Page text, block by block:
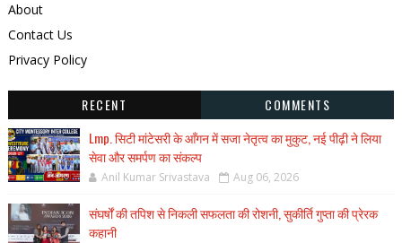
About
Contact Us
Privacy Policy
RECENT
COMMENTS
Lmp. सिटी मांटेसरी के आँगन में सजा नेतृत्व का मुकुट, नई पीढ़ी ने लिया
सेवा और समर्पण का संकल्प
Anil Kumar Srivastava Aug 06, 2026
संघर्षों की तपिश से निकली सफलता की रोशनी, सुकीर्ति गुप्ता की प्रेरक
कहानी